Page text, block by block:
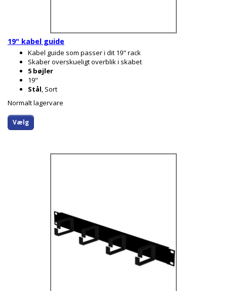
19" kabel guide
Kabel guide som passer i dit 19" rack
Skaber overskueligt overblik i skabet
5 bøjler
19"
Stål, Sort
Normalt lagervare
Vælg